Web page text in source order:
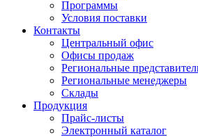
Программы
Условия поставки
Контакты
Центральный офис
Офисы продаж
Региональные
Региональные менеджеры
Склады
Продукция
Прайс-листы
Электронный каталог